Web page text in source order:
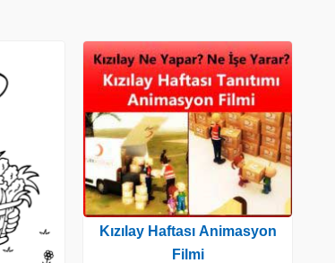
Kızılay Haftası Animasyon
Filmi